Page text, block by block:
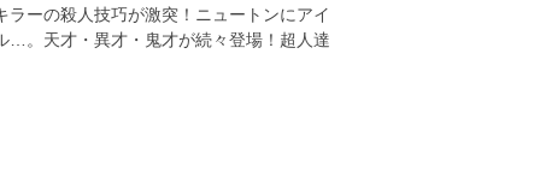
ーの殺人技巧が激突！ニュートンにアイ
…。天才・異才・鬼才が続々登場！超人達